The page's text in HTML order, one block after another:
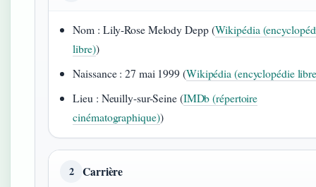
Nom : Lily-Rose Melody Depp (Wikipédia
libre))
Naissance : 27 mai 1999(Wikipédia (encyclopédie
Lieu : Neuilly-sur-Seine(IMDb (répertoire
cinématographique))
2 Carrière